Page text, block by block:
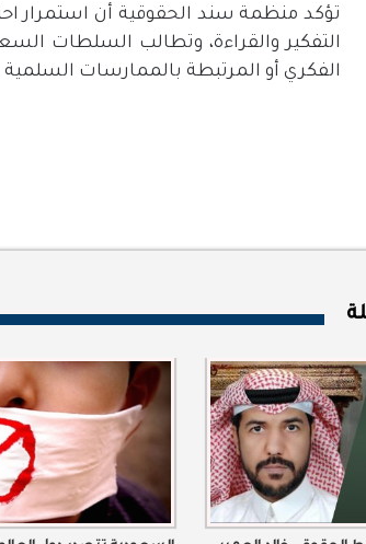
تؤكد منظمة سند الحقوقية أن استمرار
التفكير والقراءة، وتطالب السلطات
الفكري أو المرتبطة بالممارسات